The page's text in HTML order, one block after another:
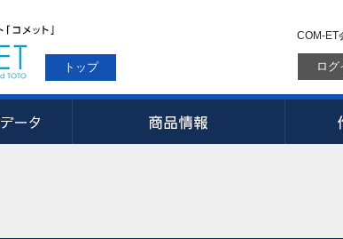
トップ
COM-ET
ログ